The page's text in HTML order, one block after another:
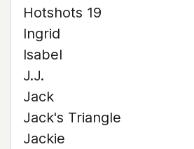
Hotshots 19
Ingrid
Isabel
J.J.
Jack
Jack's Triangle
Jackie